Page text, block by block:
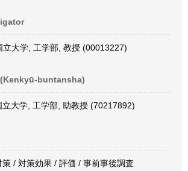
立大学, 工学部, 教授 (00013227)
buntansha)
立大学, 工学部, 助教授 (70217892)
/ 対策効果 / 評価 / 事前事後調査